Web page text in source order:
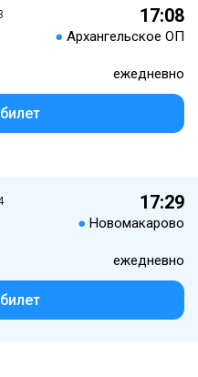
17:08
● Архангельское ОП
ежедневно
17:29
● Новомакарово
ежедневно